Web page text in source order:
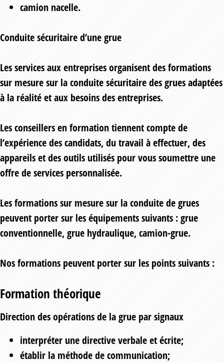
camion nacelle.
Conduite sécuritaire d’une grue
Les services aux entreprises organisent des formations
sur mesure sur la conduite sécuritaire des grues adaptées
à la réalité et aux besoins des entreprises.
Les conseillers en formation tiennent compte de
l’expérience des candidats, du travail à effectuer, des
appareils et des outils utilisés pour vous soumettre une
offre de services personnalisée.
Les formations sur mesure sur la conduite de grues
peuvent porter sur les équipements suivants : grue
conventionnelle, grue hydraulique, camion-grue.
Nos formations peuvent porter sur les points suivants :
Formation théorique
Direction des opérations de la grue par signaux
interpréter une directive verbale et écrite;
établir la méthode de communication;